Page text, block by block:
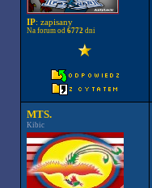
IP: zapisany
Na forum od 6772dni
MTS.
Kibic